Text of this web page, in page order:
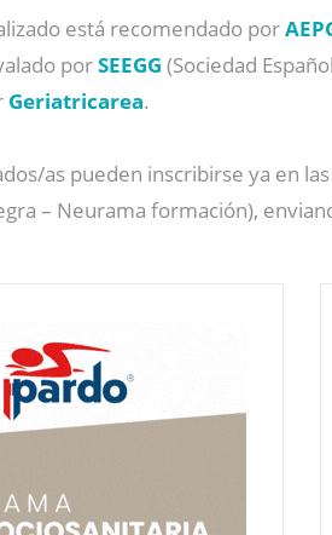
está recomendado por
porSEEGG (Sociedad
Geriatricarea.
as pueden inscribirse ya en
– Neurama formación),